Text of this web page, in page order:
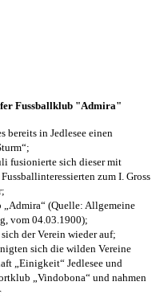
Fussballklub "Admira"
bereits in Jedlesee einen
fusionierte sich dieser mit
zum I. Gross
;
„Admira“ (Quelle: Allgemeine
vom 04.03.1900);
der Verein wieder auf;
sich die wilden Vereine
„Einigkeit“ Jedlesee und
„Vindobona“ und nahmen